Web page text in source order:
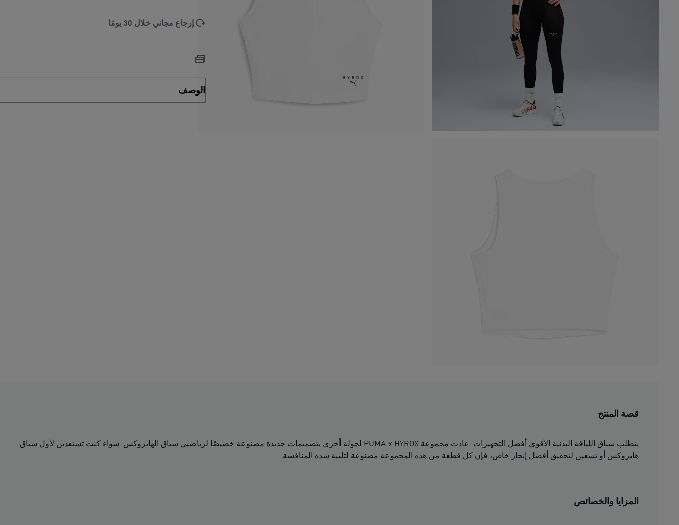
إرجاع مجاني خلال 30 يومًا
الوصف
قصة المنتج
يتطلب سباق اللياقة البدنية الأقوى أفضل التجهيزات. عادت مجموعة PUMA x HYROX لجولة أخرى بتصميمات جديدة مصنوعة خصيصًا لرياضيي سباق الهايروكس. سواء كنت تستعدين لأول سباق
هايروكس أو تسعين لتحقيق أفضل إنجاز خاص، فإن كل قطعة من هذه المجموعة مصنوعة لتلبية شدة المنافسة.
المزايا والخصائص